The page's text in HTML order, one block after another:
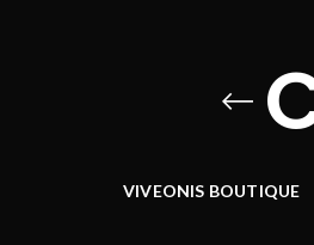
VIVEONIS BOUTIQUE